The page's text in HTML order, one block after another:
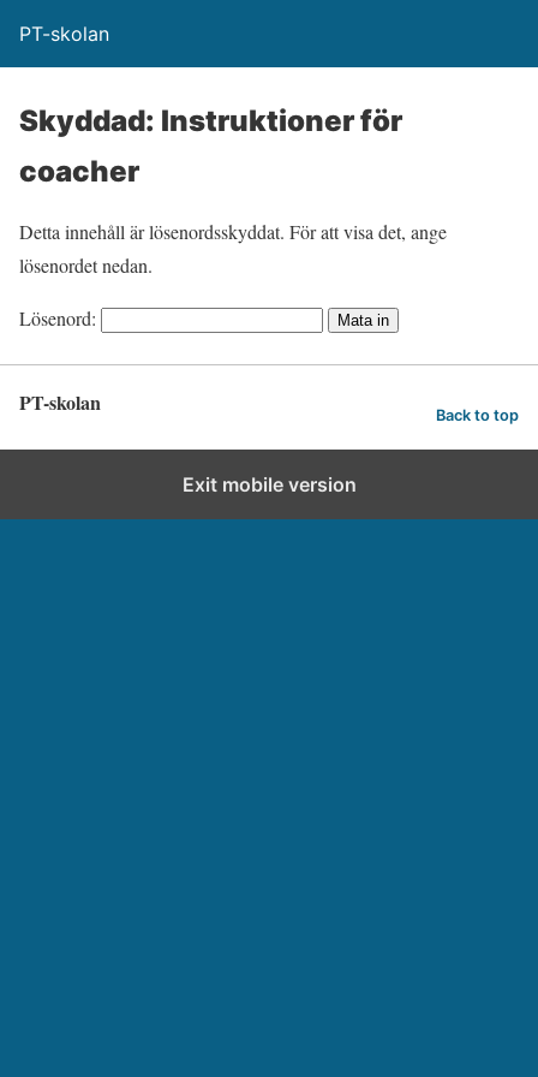
PT-skolan
Skyddad: Instruktioner för
coacher
Detta innehåll är lösenordsskyddat. För att visa det, ange
lösenordet nedan.
Lösenord:
PT-skolan Back to top
Exit mobile version